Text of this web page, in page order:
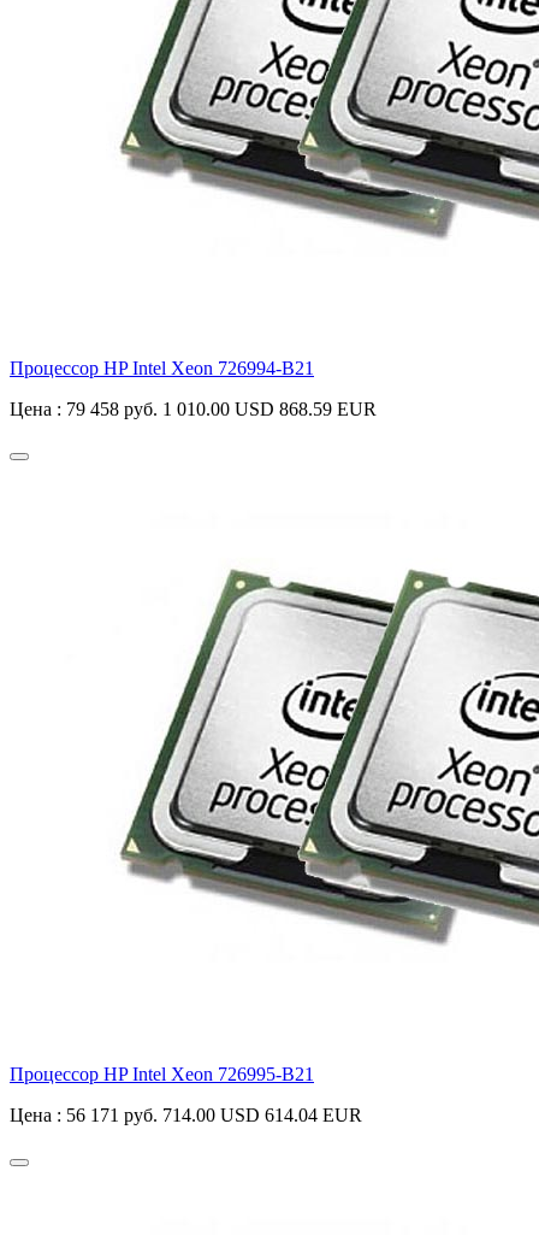
Процессор HP Intel Xeon 726994-B21
Цена : 79 458 руб. 1 010.00 USD 868.59 EUR
Процессор HP Intel Xeon 726995-B21
Цена : 56 171 руб. 714.00 USD 614.04 EUR